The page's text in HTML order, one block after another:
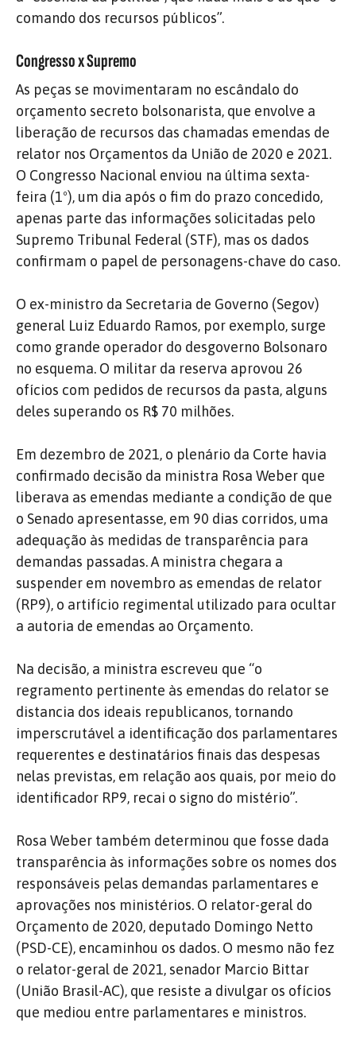
comando dos recursos públicos”.
Congresso x Supremo
As peças se movimentaram no escândalo do
orçamento secreto bolsonarista, que envolve a
liberação de recursos das chamadas emendas de
relator nos Orçamentos da União de 2020 e 2021.
O Congresso Nacional enviou na última sexta-
feira (1º), um dia após o fim do prazo concedido,
apenas parte das informações solicitadas pelo
Supremo Tribunal Federal (STF), mas os dados
confirmam o papel de personagens-chave do caso.
O ex-ministro da Secretaria de Governo (Segov)
general Luiz Eduardo Ramos, por exemplo, surge
como grande operador do desgoverno Bolsonaro
no esquema. O militar da reserva aprovou 26
ofícios com pedidos de recursos da pasta, alguns
deles superando os R$ 70 milhões.
Em dezembro de 2021, o plenário da Corte havia
confirmado decisão da ministra Rosa Weber que
liberava as emendas mediante a condição de que
o Senado apresentasse, em 90 dias corridos, uma
adequação às medidas de transparência para
demandas passadas. A ministra chegara a
suspender em novembro as emendas de relator
(RP9), o artifício regimental utilizado para ocultar
a autoria de emendas ao Orçamento.
Na decisão, a ministra escreveu que “o
regramento pertinente às emendas do relator se
distancia dos ideais republicanos, tornando
imperscrutável a identificação dos parlamentares
requerentes e destinatários finais das despesas
nelas previstas, em relação aos quais, por meio do
identificador RP9, recai o signo do mistério”.
Rosa Weber também determinou que fosse dada
transparência às informações sobre os nomes dos
responsáveis pelas demandas parlamentares e
aprovações nos ministérios. O relator-geral do
Orçamento de 2020, deputado Domingo Netto
(PSD-CE), encaminhou os dados. O mesmo não fez
o relator-geral de 2021, senador Marcio Bittar
(União Brasil-AC), que resiste a divulgar os ofícios
que mediou entre parlamentares e ministros.